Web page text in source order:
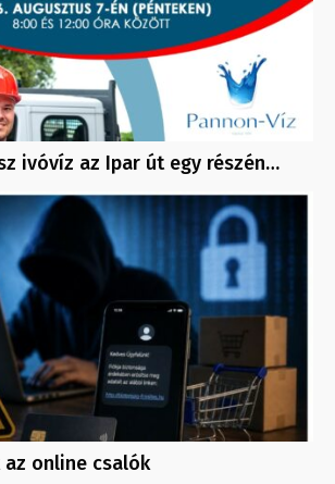
ivóvíz az Ipar út egy részén…
online csalók